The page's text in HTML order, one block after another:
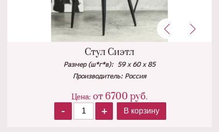
Стул Сиэтл
Размер (ш*г*в): 59 х 60 х 85
Производитель: Россия
Цена: от 6700 руб.
-
+ В корзину